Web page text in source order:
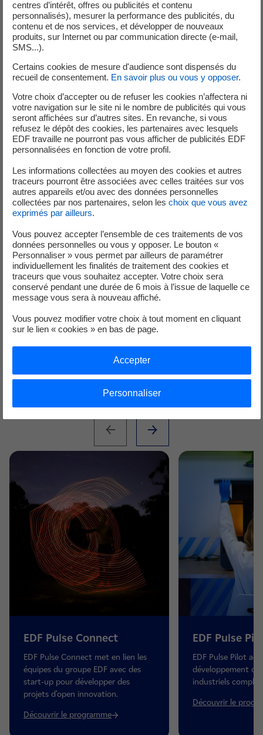
EDF Pulse Ventures
EDF Pulse Ventures est le partenaire
stratégique et financier des start-
up de la transition énergétique.
Découvrir le programme
EDF Pulse
Le programme
EDF Pulse
l’inventivité des
business.
EDF Pulse Connect
EDF Pulse Connect met en lien les
équipes du groupe EDF avec des
start-up pour développer des
projets d’open innovation.
Découvrir le programme
EDF Pulse
EDF Pulse Pilot
développement de
industriels
Découvrir le
centres d’intérêt, offres ou publicités et contenu
personnalisés), mesurer la performance des publicités, du
contenu et de nos services, et développer de nouveaux
produits, sur Internet ou par communication directe (e-mail,
SMS...).
Certains cookies de mesure d'audience sont dispensés du
recueil de consentement. En savoir plus ou vous y opposer.
Votre choix d’accepter ou de refuser les cookies n’affectera ni
votre navigation sur le site ni le nombre de publicités qui vous
seront affichées sur d’autres sites. En revanche, si vous
refusez le dépôt des cookies, les partenaires avec lesquels
EDF travaille ne pourront pas vous afficher de publicités EDF
personnalisées en fonction de votre profil.
Les informations collectées au moyen des cookies et autres
traceurs pourront être associées avec celles traitées sur vos
autres appareils et/ou avec des données personnelles
collectées par nos partenaires, selon les choix que vous avez
exprimés par ailleurs.
Vous pouvez accepter l’ensemble de ces traitements de vos
données personnelles ou vous y opposer. Le bouton «
Personnaliser » vous permet par ailleurs de paramétrer
individuellement les finalités de traitement des cookies et
traceurs que vous souhaitez accepter. Votre choix sera
conservé pendant une durée de 6 mois à l’issue de laquelle ce
message vous sera à nouveau affiché.
Vous pouvez modifier votre choix à tout moment en cliquant
sur le lien « cookies » en bas de page.
Personnaliser
Accepter